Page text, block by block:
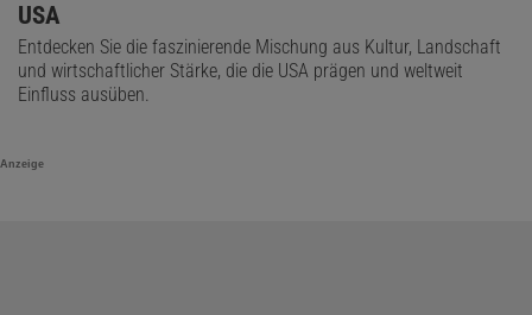
USA
Entdecken Sie die faszinierende Mischung aus Kultur, Landschaft
und wirtschaftlicher Stärke, die die USA prägen und weltweit
Einfluss ausüben.
Anzeige